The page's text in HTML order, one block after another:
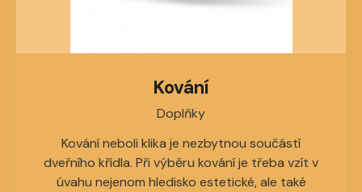
Kování
Doplňky
Kování neboli klika je nezbytnou součástí
dveřního křídla. Při výběru kování je třeba vzít v
úvahu nejenom hledisko estetické, ale také